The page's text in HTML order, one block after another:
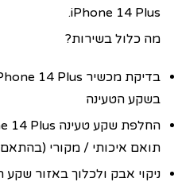
iPhone 14 Plus.
מה כלול בשירות?
בשקע הטעינה
תואם איכותי / מקורי
ניקוי אבק ולכלוך באזור